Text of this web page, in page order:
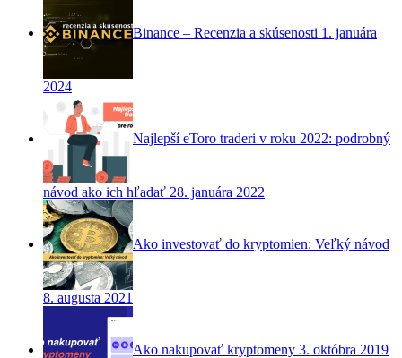
Binance – Recenzia a skúsenosti 1. januára
2024
Najlepší eToro traderi v roku 2022: podrobný
návod ako ich hľadať 28. januára 2022
Ako investovať do kryptomien: Veľký návod
8. augusta 2021
Ako nakupovať kryptomeny 3. októbra 2019